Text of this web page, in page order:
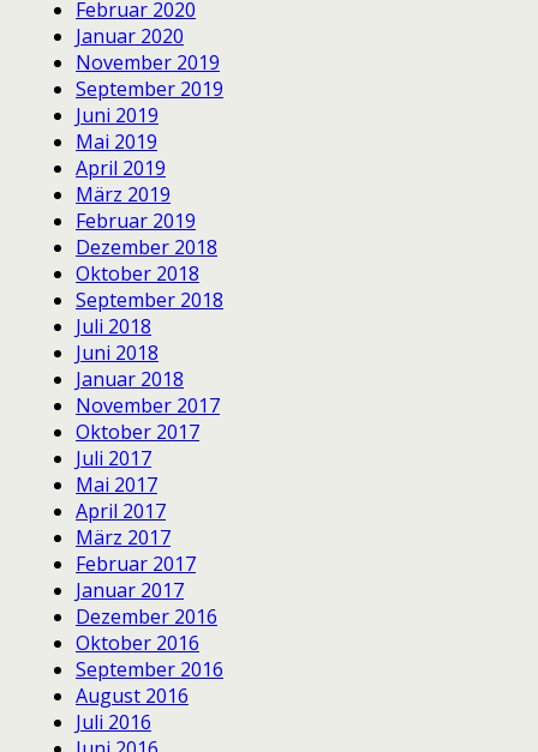
Februar 2020
Januar 2020
November 2019
September 2019
Juni 2019
Mai 2019
April 2019
März 2019
Februar 2019
Dezember 2018
Oktober 2018
September 2018
Juli 2018
Juni 2018
Januar 2018
November 2017
Oktober 2017
Juli 2017
Mai 2017
April 2017
März 2017
Februar 2017
Januar 2017
Dezember 2016
Oktober 2016
September 2016
August 2016
Juli 2016